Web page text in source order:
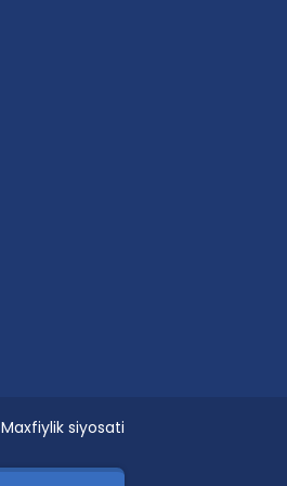
Maxfiylik siyosati